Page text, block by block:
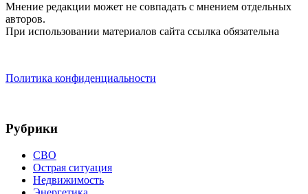
Мнение редакции может не совпадать с мнением отдельных
авторов.
При использовании материалов сайта ссылка обязательна
Политика конфиденциальности
Рубрики
СВО
Острая ситуация
Недвижимость